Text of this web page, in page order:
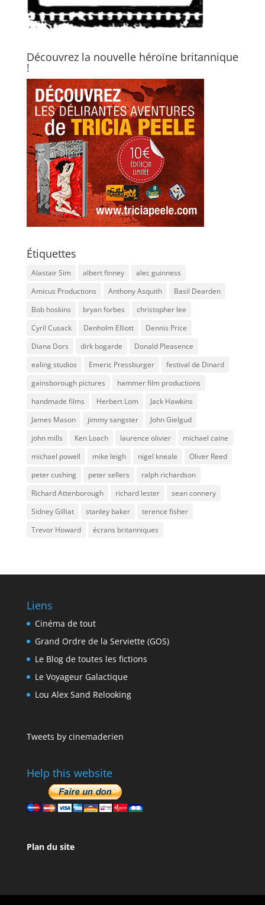
Découvrez la nouvelle héroïne britannique
!
Étiquettes
Alastair Sim albert finney
alec guinness
Amicus Productions
Anthony Asquith
Basil Dearden
Bob hoskins
bryan forbes
christopher lee
Cyril Cusack
Denholm Elliott
Dennis Price
Diana Dors
dirk bogarde
Donald Pleasence
ealing studios
Emeric Pressburger
festival de Dinard
gainsborough pictures
hammer film productions
handmade films
Herbert Lom
Jack Hawkins
James Mason
jimmy sangster
John Gielgud
john mills
Ken Loach laurence olivier
michael caine
michael powell
mike leigh nigel kneale
Oliver Reed
peter cushing
peter sellers
ralph richardson
Richard Attenborough
richard lester
sean connery
Sidney Gilliat
stanley baker
terence fisher
Trevor Howard
écrans britanniques
Liens
Cinéma de tout
Grand Ordre de la Serviette (GOS)
Le Blog de toutes les fictions
Le Voyageur Galactique
Lou Alex Sand Relooking
Tweets by cinemaderien
Help this website
Plan du site